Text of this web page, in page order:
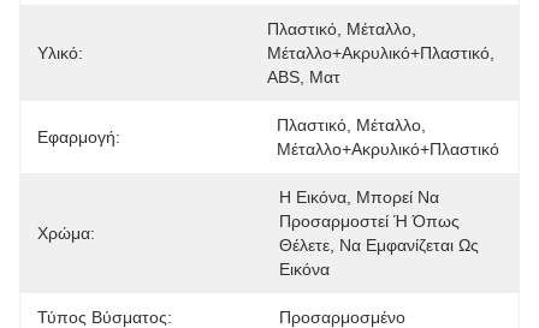
Υλικό:
Πλαστικό, Μέταλλο,
Μέταλλο+ακρυλικό+πλαστικό,
ABS, Ματ
Εφαρμογή:
Πλαστικό, Μέταλλο,
Μέταλλο+ακρυλικό+πλαστικό
Χρώμα:
Η Εικόνα, Μπορεί Να
Προσαρμοστεί Ή Όπως
Θέλετε, Να Εμφανίζεται Ως
Εικόνα
Τύπος Βύσματος: Προσαρμοσμένο